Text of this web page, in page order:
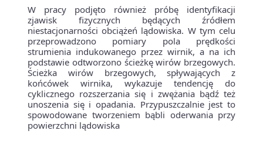
W pracy podjęto również próbę identyfikacji
zjawisk fizycznych będących źródłem
niestacjonarności obciążeń lądowiska. W tym celu
przeprowadzono pomiary pola prędkości
strumienia indukowanego przez wirnik, a na ich
podstawie odtworzono ścieżkę wirów brzegowych.
Ścieżka wirów brzegowych, spływających z
końcówek wirnika, wykazuje tendencję do
cyklicznego rozszerzania się i zwężania bądź też
unoszenia się i opadania. Przypuszczalnie jest to
spowodowane tworzeniem bąbli oderwania przy
powierzchni lądowiska